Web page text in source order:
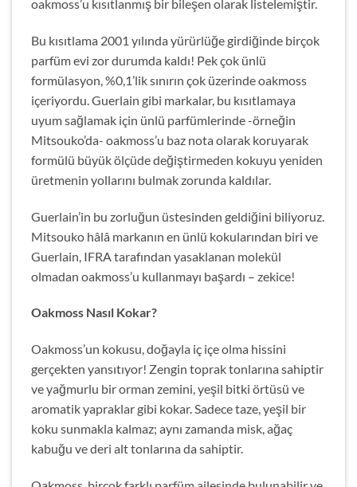
oakmoss’u kısıtlanmış bir bileşen olarak listelemiştir.
Bu kısıtlama 2001 yılında yürürlüğe girdiğinde birçok
parfüm evi zor durumda kaldı! Pek çok ünlü
formülasyon, %0,1’lik sınırın çok üzerinde oakmoss
içeriyordu. Guerlain gibi markalar, bu kısıtlamaya
uyum sağlamak için ünlü parfümlerinde -örneğin
Mitsouko’da- oakmoss’u baz nota olarak koruyarak
formülü büyük ölçüde değiştirmeden kokuyu yeniden
üretmenin yollarını bulmak zorunda kaldılar.
Guerlain’in bu zorluğun üstesinden geldiğini biliyoruz.
Mitsouko hâlâ markanın en ünlü kokularından biri ve
Guerlain, IFRA tarafından yasaklanan molekül
olmadan oakmoss’u kullanmayı başardı – zekice!
Oakmoss Nasıl Kokar?
Oakmoss’un kokusu, doğayla iç içe olma hissini
gerçekten yansıtıyor! Zengin toprak tonlarına sahiptir
ve yağmurlu bir orman zemini, yeşil bitki örtüsü ve
aromatik yapraklar gibi kokar. Sadece taze, yeşil bir
koku sunmakla kalmaz; aynı zamanda misk, ağaç
kabuğu ve deri alt tonlarına da sahiptir.